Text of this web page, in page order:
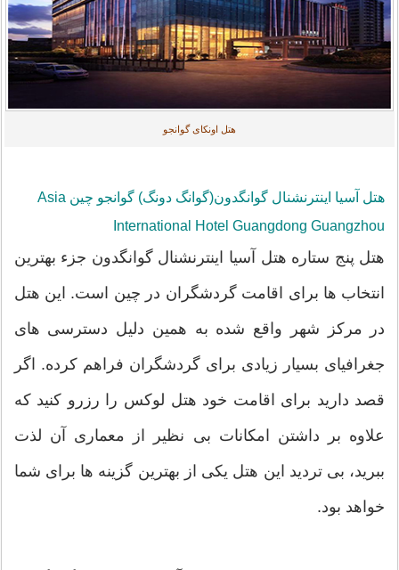
هتل اونکای گوانجو
هتل آسیا اینترنشنال گوانگدون(گوانگ دونگ) گوانجو چین Asia
International Hotel Guangdong Guangzhou
هتل پنج ستاره هتل آسیا اینترنشنال گوانگدون جزء بهترین
انتخاب ها برای اقامت گردشگران در چین است. این هتل
در مرکز شهر واقع شده به همین دلیل دسترسی های
جغرافیای بسیار زیادی برای گردشگران فراهم کرده. اگر
قصد دارید برای اقامت خود هتل لوکس را رزرو کنید که
علاوه بر داشتن امکانات بی نظیر از معماری آن لذت
ببرید، بی تردید این هتل یکی از بهترین گزینه ها برای شما
خواهد بود.